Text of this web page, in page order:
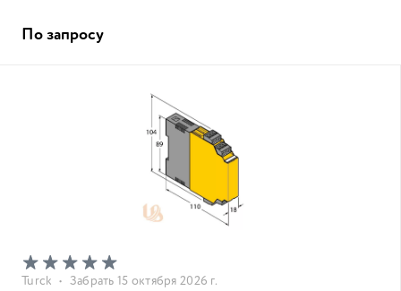
По запросу
Turck • Забрать 15 октября 2026 г.